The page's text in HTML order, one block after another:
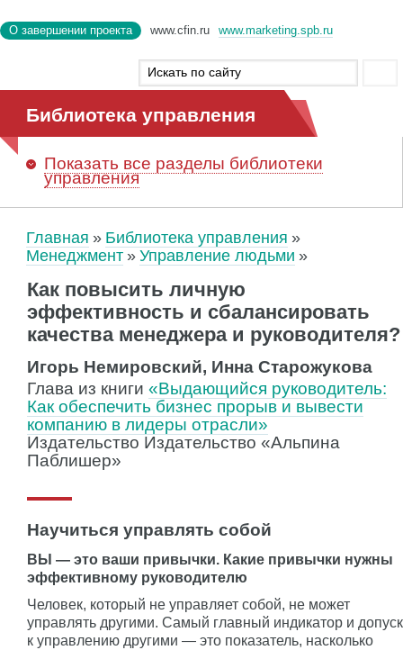
О завершении проекта www.cfin.ru www.marketing.spb.ru
Библиотека управления
Показать все разделы библиотеки
управления
Главная
Библиотека управления
Менеджмент
Управление людьми
Как повысить личную
эффективность и сбалансировать
качества менеджера и руководителя?
Игорь Немировский, Инна Старожукова
Глава из книги «Выдающийся руководитель:
Как обеспечить бизнес прорыв и вывести
компанию в лидеры отрасли»
Издательство Издательство «Альпина
Паблишер»
Научиться управлять собой
ВЫ — это ваши привычки. Какие привычки нужны
эффективному руководителю
Человек, который не управляет собой, не может
управлять другими. Самый главный индикатор и допуск
к управлению другими — это показатель, насколько